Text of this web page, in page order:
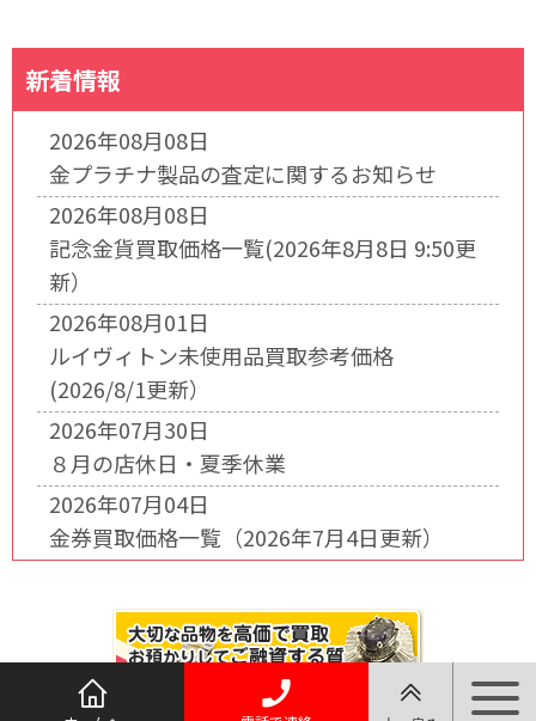
新着情報
2026年08月08日
金プラチナ製品の査定に関するお知らせ
2026年08月08日
記念金貨買取価格一覧(2026年8月8日 9:50更
新）
2026年08月01日
ルイヴィトン未使用品買取参考価格
(2026/8/1更新）
2026年07月30日
８月の店休日・夏季休業
2026年07月04日
金券買取価格一覧（2026年7月4日更新）